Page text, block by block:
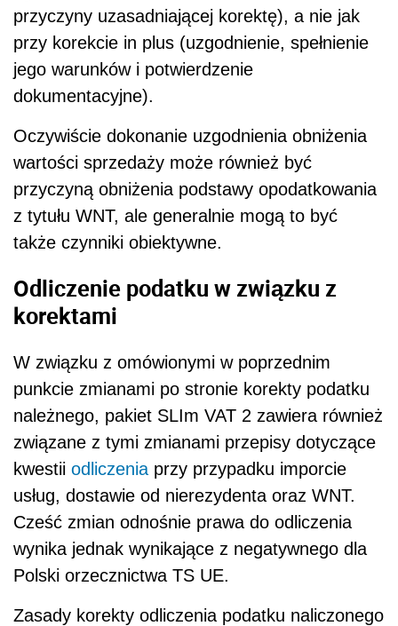
przyczyny uzasadniającej korektę), a nie jak
przy korekcie in plus (uzgodnienie, spełnienie
jego warunków i potwierdzenie
dokumentacyjne).
Oczywiście dokonanie uzgodnienia obniżenia
wartości sprzedaży może również być
przyczyną obniżenia podstawy opodatkowania
z tytułu WNT, ale generalnie mogą to być
także czynniki obiektywne.
Odliczenie podatku w związku z
korektami
W związku z omówionymi w poprzednim
punkcie zmianami po stronie korekty podatku
należnego, pakiet SLIm VAT 2 zawiera również
związane z tymi zmianami przepisy dotyczące
kwestii odliczenia przy przypadku imporcie
usług, dostawie od nierezydenta oraz WNT.
Cześć zmian odnośnie prawa do odliczenia
wynika jednak wynikające z negatywnego dla
Polski orzecznictwa TS UE.
Zasady korekty odliczenia podatku naliczonego